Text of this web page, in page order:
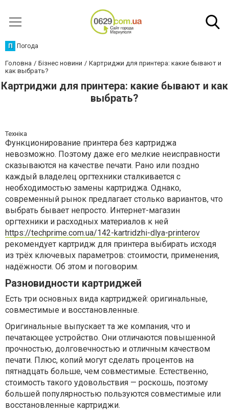
П Погода
Головна Бізнес новини
Картриджи для принтера: какие бывают и
как выбрать?
Картриджи для принтера: какие бывают и как
выбрать?
Техніка
Функционирование принтера без картриджа
невозможно. Поэтому даже его мелкие неисправности
сказываются на качестве печати. Рано или поздно
каждый владелец оргтехники сталкивается с
необходимостью замены картриджа. Однако,
современный рынок предлагает столько вариантов, что
выбрать бывает непросто. Интернет-магазин
оргтехники и расходных материалов к ней
https://techprime.com.ua/142-kartridzhi-dlya-printerov
рекомендует картридж для принтера выбирать исходя
из трёх ключевых параметров: стоимости, применения,
надёжности. Об этом и поговорим.
Разновидности картриджей
Есть три основных вида картриджей: оригинальные,
совместимые и восстановленные.
Оригинальные выпускает та же компания, что и
печатающее устройство. Они отличаются повышенной
прочностью, долговечностью и отличным качеством
печати. Плюс, копий могут сделать процентов на
пятнадцать больше, чем совместимые. Естественно,
стоимость такого удовольствия — роскошь, поэтому
большей популярностью пользуются совместимые или
восстановленные картриджи.